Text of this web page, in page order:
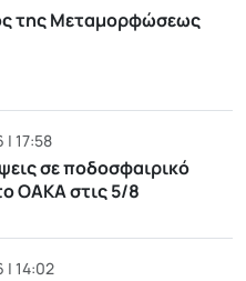
της Μεταμορφώσεως
| 17:58
σε ποδοσφαιρικό
ΟΑΚΑ στις 5/8
| 14:02